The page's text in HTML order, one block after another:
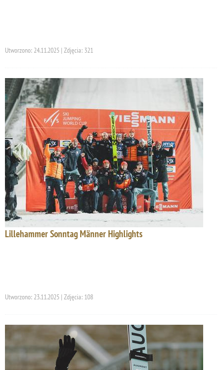
Utworzono: 24.11.2025 | Zdjęcia: 321
Lillehammer Sonntag Männer Highlights
Utworzono: 23.11.2025 | Zdjęcia: 108